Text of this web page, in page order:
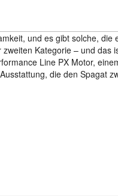
und es gibt solche, die
Kategorie – und das
Line PX Motor,
die den Spagat